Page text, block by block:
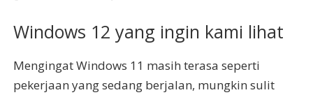
Windows 12 yang ingin kami lihat
Mengingat Windows 11 masih terasa seperti
pekerjaan yang sedang berjalan, mungkin sulit